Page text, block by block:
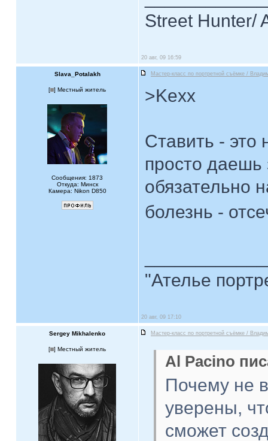
Street Hunter/
20 авг, 09 16:59
Slava_Potalakh Мастер-класс по портретной съёмке /
[ ] Местный житель
Сообщения: 1873
Откуда: Минск
Камера: Nikon D850
>Kexx
Ставить - это
просто даешь
обязательно
болезнь -
"Ателье
20 авг, 09 17:10
Sergey Mikhalenko Мастер-класс по портретной съёмке /
[ ] Местный житель
Al Pacino
Почему не
уверены,
сможет